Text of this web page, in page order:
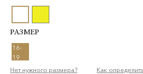
РАЗМЕР
16-
19
Нет нужного размера?
Как